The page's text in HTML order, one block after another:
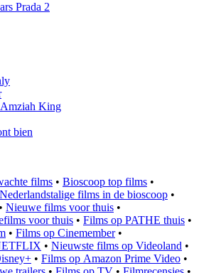
Prada 2
King
bien
films • Bioscoop top films •
Nederlandstalige films in de bioscoop •
• Nieuwe films voor thuis •
voor thuis • Films op PATHE thuis •
• Films op Cinemember•
• Nieuwste films op Videoland •
• Films op Amazon Prime Video •